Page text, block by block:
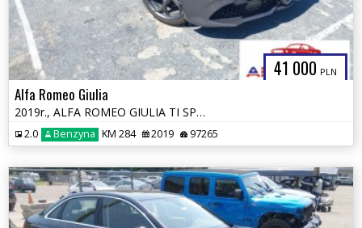
41 000 PLN
Alfa Romeo Giulia
2019r., ALFA ROMEO GIULIA TI SPORT AWD, 2L, od ubezpieczalni
2.0 Benzyna KM 284 2019 97265